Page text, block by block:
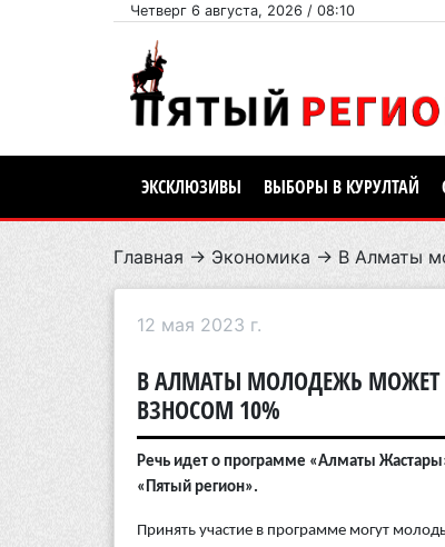
Четверг 6 августа, 2026 / 08:10
ЭКСКЛЮЗИВЫ ВЫБОРЫ В КУРУЛТАЙ
Главная → Экономика → В Алматы
12 мая 2023 г.
В АЛМАТЫ МОЛОДЕЖЬ МОЖЕТ
ВЗНОСОМ 10%
Речь идет о программе «Алматы
«Пятый регион».
Принять участие в программе могут